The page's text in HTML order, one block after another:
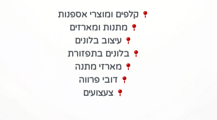
קלפים ומוצרי אספנות
מתנות ומארזים
עיצוב בלונים
בלונים בתפזורת
מארזי מתנה
דובי פרווה
צעצועים